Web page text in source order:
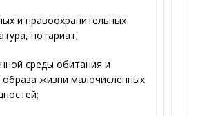
и правоохранительных
нотариат;
среды обитания и
образа жизни малочисленных